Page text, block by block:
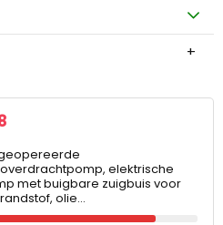
elektrische
met buigbare zuigbuis voor
olie…